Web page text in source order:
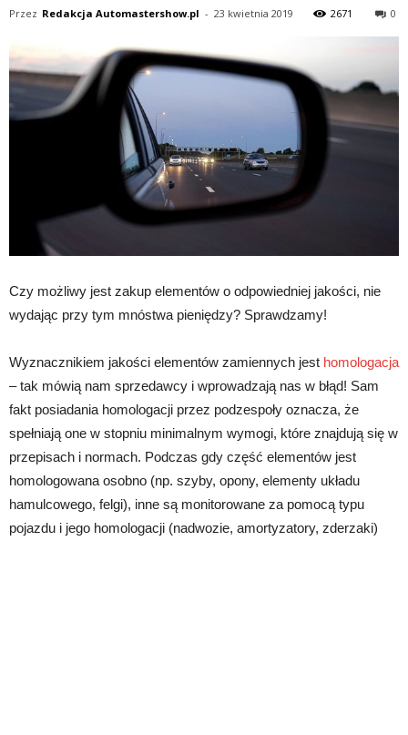
Przez Redakcja Automastershow.pl - 23 kwietnia 2019 2671 0
Czy możliwy jest zakup elementów o odpowiedniej jakości, nie
wydając przy tym mnóstwa pieniędzy? Sprawdzamy!
Wyznacznikiem jakości elementów zamiennych jest homologacja
– tak mówią nam sprzedawcy i wprowadzają nas w błąd! Sam
fakt posiadania homologacji przez podzespoły oznacza, że
spełniają one w stopniu minimalnym wymogi, które znajdują się w
przepisach i normach. Podczas gdy część elementów jest
homologowana osobno (np. szyby, opony, elementy układu
hamulcowego, felgi), inne są monitorowane za pomocą typu
pojazdu i jego homologacji (nadwozie, amortyzatory, zderzaki)